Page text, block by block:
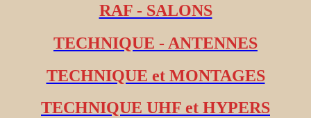
RAF - SALONS
TECHNIQUE - ANTENNES
TECHNIQUE et MONTAGES
TECHNIQUE UHF et HYPERS